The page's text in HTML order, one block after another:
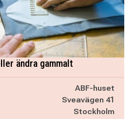
ändra gammalt
ABF-huset
Sveavägen 41
Stockholm